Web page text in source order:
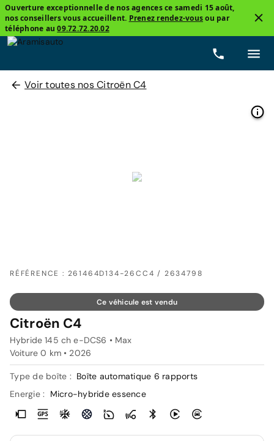
Ouverture exceptionnelle de nos agences ce samedi 15 août,
nos conseillers vous accueillent. Prenez rendez-vousou par
téléphone au09.72.72.20.02
Voir toutes nos Citroën C4
RÉFÉRENCE : 261464D134-26CC4 / 2634798
Ce véhicule est vendu
Citroën C4
Hybride 145 ch e-DCS6 • Max
Voiture 0 km • 2026
Type de boîte : Boîte automatique 6 rapports
Energie :
Micro-hybride essence